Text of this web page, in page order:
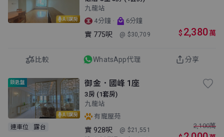
AI講房
九龍站
4分鐘 · 6分鐘
實 775呎 @ $30,709 $ 2,380萬
比較 WhatsApp代理 分享
AI講房
鎖匙盤
連車位 露台
御金．國峰 1座
3房 (1套房)
九龍站
有寵屋苑
實 928呎 @ $21,551
2,100萬